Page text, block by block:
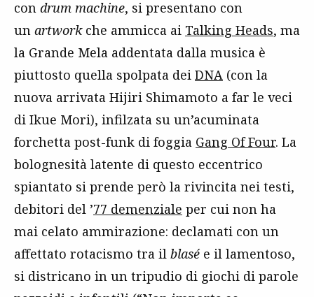
con drum machine, si presentano con
un artworkche ammicca ai Talking Heads, ma
la Grande Mela addentata dalla musica è
piuttosto quella spolpata dei DNA (con la
nuova arrivata Hijiri Shimamoto a far le veci
di Ikue Mori), infilzata su un’acuminata
forchetta post-funk di foggia Gang Of Four. La
bolognesità latente di questo eccentrico
spiantato si prende però la rivincita nei testi,
debitori del ’77 demenziale per cui non ha
mai celato ammirazione: declamati con un
affettato rotacismo tra il blasé e il lamentoso,
si districano in un tripudio di giochi di parole